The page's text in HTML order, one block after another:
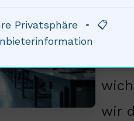
Der
wir
Privatsphäre • 📋